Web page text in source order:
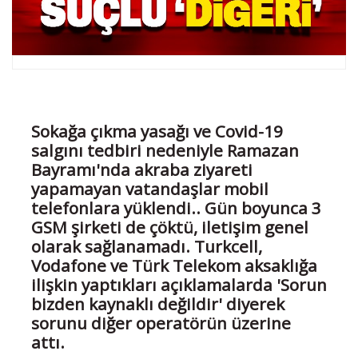
Sokağa çıkma yasağı ve Covid-19
salgını tedbiri nedeniyle Ramazan
Bayramı'nda akraba ziyareti
yapamayan vatandaşlar mobil
telefonlara yüklendi.. Gün boyunca 3
GSM şirketi de çöktü, iletişim genel
olarak sağlanamadı. Turkcell,
Vodafone ve Türk Telekom aksaklığa
ilişkin yaptıkları açıklamalarda 'Sorun
bizden kaynaklı değildir' diyerek
sorunu diğer operatörün üzerine
attı.